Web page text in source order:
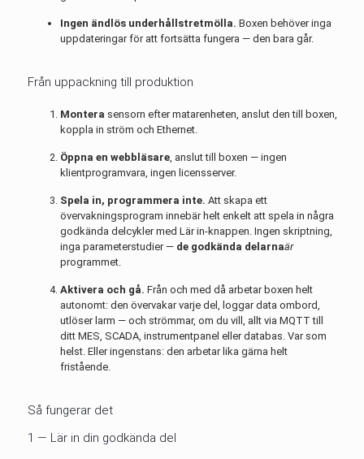
Ingen ändlös underhållstretmölla. Boxen behöver inga
uppdateringar för att fortsätta fungera — den bara går.
Från uppackning till produktion
Montera sensorn efter matarenheten, anslut den till boxen,
koppla in ström och Ethernet.
Öppna en webbläsare, anslut till boxen — ingen
klientprogramvara, ingen licensserver.
Spela in, programmera inte. Att skapa ett
övervakningsprogram innebär helt enkelt att spela in några
godkända delcykler med Lär in-knappen. Ingen skriptning,
inga parameterstudier — de godkända delarnaär
programmet.
Aktivera och gå. Från och med då arbetar boxen helt
autonomt: den övervakar varje del, loggar data ombord,
utlöser larm — och strömmar, om du vill, allt via MQTT till
ditt MES, SCADA, instrumentpanel eller databas. Var som
helst. Eller ingenstans: den arbetar lika gärna helt
fristående.
Så fungerar det
1 — Lär in din godkända del